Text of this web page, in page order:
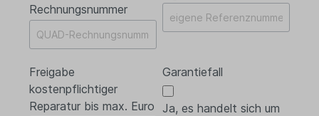
Rechnungsnummer
Freigabe
kostenpflichtiger
Reparatur bis max. Euro
Garantiefall
Ja, es handelt sich um